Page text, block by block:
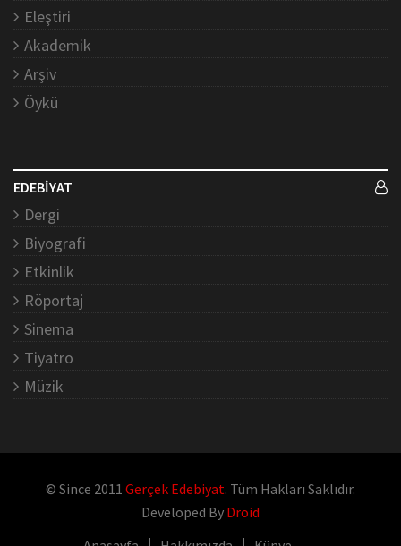
Eleştiri
Akademik
Arşiv
Öykü
EDEBİYAT
Dergi
Biyografi
Etkinlik
Röportaj
Sinema
Tiyatro
Müzik
© Since 2011 Gerçek Edebiyat. Tüm Hakları Saklıdır.
Developed By Droid